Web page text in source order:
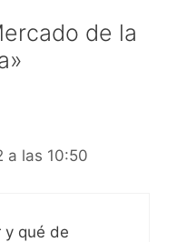
de la
a las 10:50
y qué de